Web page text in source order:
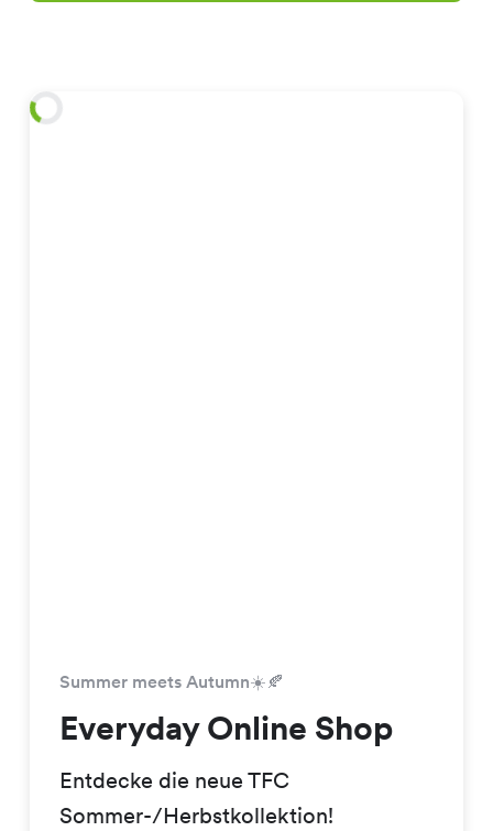
Summer meets Autumn☀️🍂
Everyday Online Shop
Entdecke die neue TFC
Sommer-/Herbstkollektion!